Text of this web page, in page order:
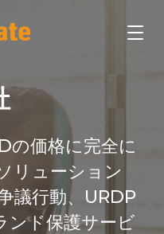
価格に完全に
リューション
議行動、URDP
ンド保護サービ